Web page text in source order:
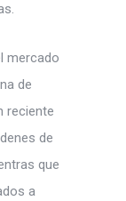
mercado
de
reciente
de
que
a